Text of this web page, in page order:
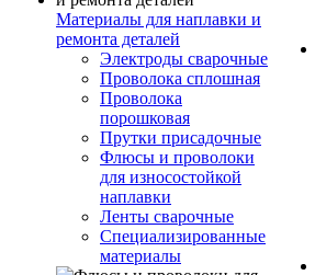
Материалы для наплавки и
ремонта деталей
Электроды сварочные
Проволока сплошная
Проволока
порошковая
Прутки присадочные
Флюсы и проволоки
для износостойкой
наплавки
Ленты сварочные
Специализированные
материалы